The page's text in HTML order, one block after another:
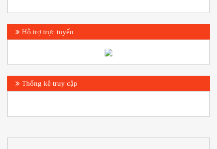
Hỗ trợ trực tuyến
Thống kê truy cập